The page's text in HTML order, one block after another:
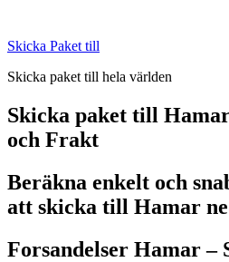
content
Skicka Paket till
Skicka paket till hela världen
Skicka paket till
och Frakt
Beräkna enkelt och
att skicka till Hamar
Forsandelser Hamar –